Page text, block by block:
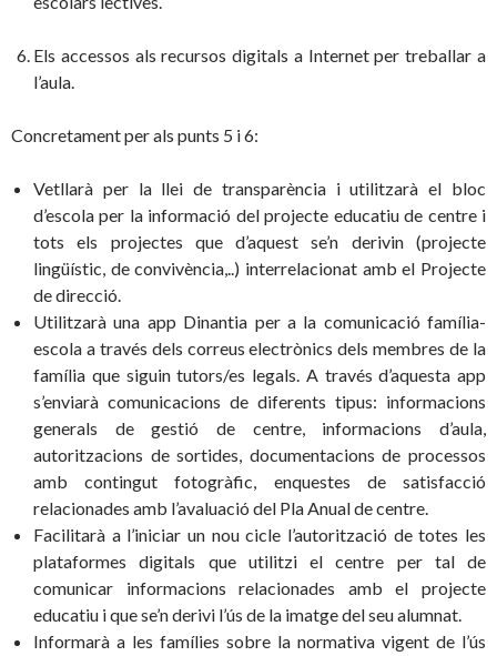
Els accessos als recursos digitals a Internet per treballar a
l’aula.
Concretament per als punts 5 i 6:
Vetllarà per la llei de transparència i utilitzarà el bloc
d’escola per la informació del projecte educatiu de centre i
tots els projectes que d’aquest se’n derivin (projecte
lingüístic, de convivència,..) interrelacionat amb el Projecte
de direcció.
Utilitzarà una app Dinantia per a la comunicació família-
escola a través dels correus electrònics dels membres de la
família que siguin tutors/es legals. A través d’aquesta app
s’enviarà comunicacions de diferents tipus: informacions
generals de gestió de centre, informacions d’aula,
autoritzacions de sortides, documentacions de processos
amb contingut fotogràfic, enquestes de satisfacció
relacionades amb l’avaluació del Pla Anual de centre.
Facilitarà a l’iniciar un nou cicle l’autorització de totes les
plataformes digitals que utilitzi el centre per tal de
comunicar informacions relacionades amb el projecte
educatiu i que se’n derivi l’ús de la imatge del seu alumnat.
Informarà a les famílies sobre la normativa vigent de l’ús